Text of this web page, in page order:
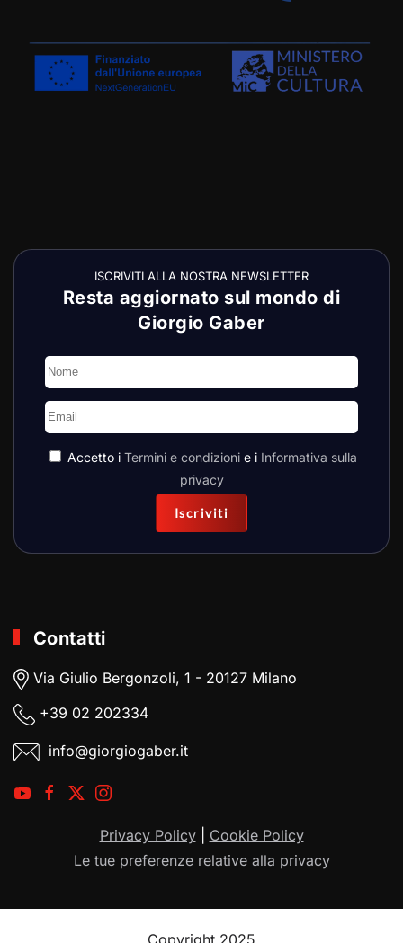
ISCRIVITI ALLA NOSTRA NEWSLETTER
Resta aggiornato sul mondo di
Giorgio Gaber
Accetto i Termini e condizioni e i Informativa sulla
privacy
Iscriviti
Contatti
Via Giulio Bergonzoli, 1 - 20127 Milano
+39 02 202334
info@giorgiogaber.it
Privacy Policy| Cookie Policy
Le tue preferenze relative alla privacy
Copyright 2025